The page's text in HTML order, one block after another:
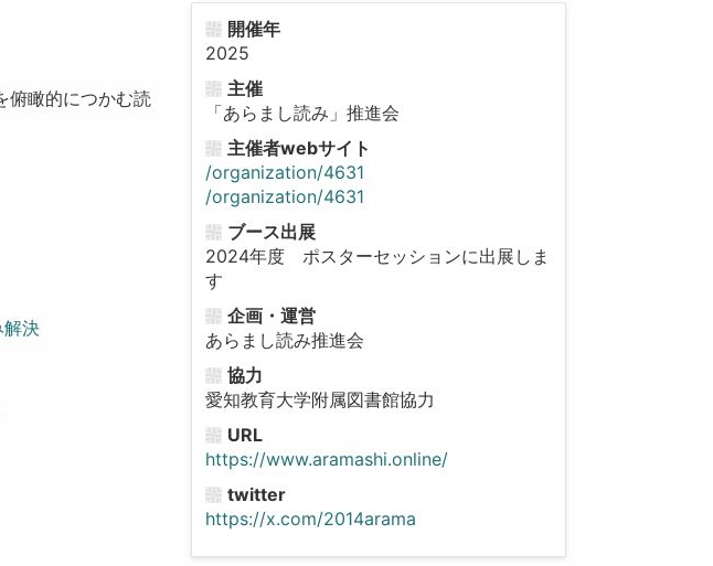
俯瞰的につかむ読
解決
開催年
2025
主催
「あらまし読み」推進会
主催者webサイト
/organization/4631
/organization/4631
ブース出展
2024年度 ポスターセッションに出展しま
す
企画・運営
あらまし読み推進会
協力
愛知教育大学附属図書館協力
URL
https://www.aramashi.online/
twitter
https://x.com/2014arama